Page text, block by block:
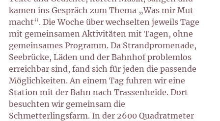
kamen ins Gespräch zum Thema „Was mir Mut
macht“. Die Woche über wechselten jeweils Tage
mit gemeinsamen Aktivitäten mit Tagen, ohne
gemeinsames Programm. Da Strandpromenade,
Seebrücke, Läden und der Bahnhof problemlos
erreichbar sind, fand sich für jeden die passende
Möglichkeiten. An einem Tag fuhren wir eine
Station mit der Bahn nach Trassenheide. Dort
besuchten wir gemeinsam die
Schmetterlingsfarm. In der 2600 Quadratmeter